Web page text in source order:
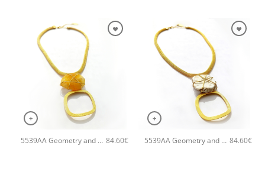
+
5539AA Geometry and geodes χειροποίητο κολιέ Catherine bijoux Κίτρινο 84.60€
+
5539AA Geometry and geodes χειροποίητο κολιέ Catherine bijoux Άσπρο 84.60€